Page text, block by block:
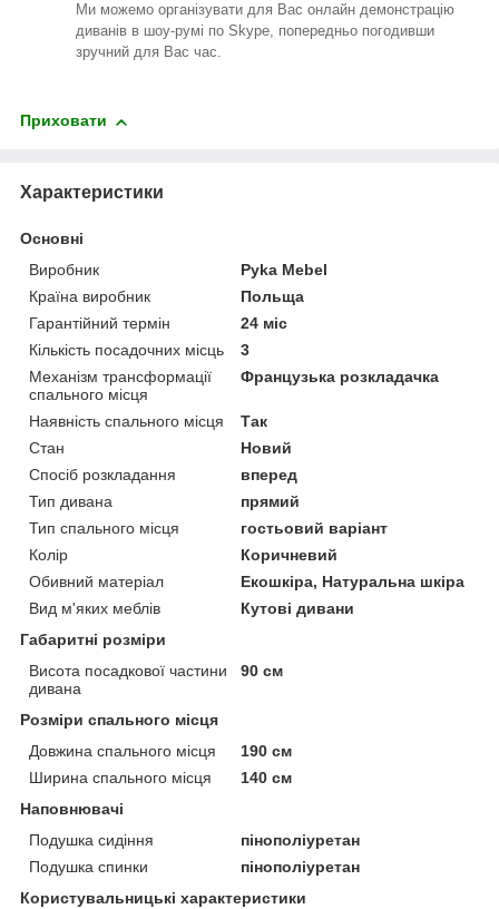
Ми можемо організувати для Вас онлайн демонстрацію
диванів в шоу-румі по Skype, попередньо погодивши
зручний для Вас час.
Приховати
Характеристики
Основні
Виробник
Pyka Mebel
Країна виробник
Польща
Гарантійний термін
24 міс
Кількість посадочних місць
3
Механізм трансформації
спального місця
Французька розкладачка
Наявність спального місця
Так
Стан
Новий
Спосіб розкладання
вперед
Тип дивана
прямий
Тип спального місця
гостьовий варіант
Колір
Коричневий
Обивний матеріал
Екошкіра, Натуральна шкіра
Вид м'яких меблів
Кутові дивани
Габаритні розміри
Висота посадкової частини
дивана
90 см
Розміри спального місця
Довжина спального місця
190 см
Ширина спального місця
140 см
Наповнювачі
Подушка сидіння
пінополіуретан
Подушка спинки
пінополіуретан
Користувальницькі характеристики